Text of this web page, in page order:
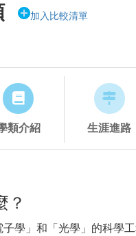
加入比較清單
類介紹 生涯進路
？
學」和「光學」的科學